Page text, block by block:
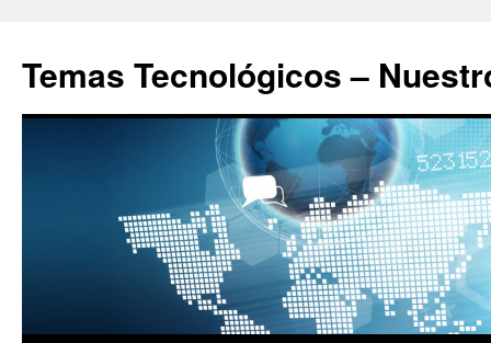
contenido
Temas Tecnológicos –